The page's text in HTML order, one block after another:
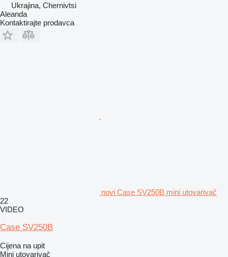
Ukrajina, Chernivtsi
Aleanda
Kontaktirajte prodavca
novi Case SV250B mini utovarivač
22
VIDEO
Case SV250B
Cijena na upit
Mini utovarivač